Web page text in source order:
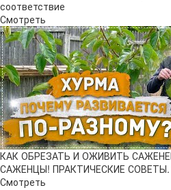
помогает быстро вернуть дереву
Против большинства вредителей
летнем содержании на открытом
плодовое могут атаковать
Профилактическая обработка
предотвратить проблему.
Как и большинство тропических
чувствительна к переизбытку и
может вызвать грибковое
обработка фунгицидами и
дренажа помогает исправить
соответствие
Смотреть
КАК ОБРЕЗАТЬ И ОЖИВИТЬ
САЖЕНЦЫ! ПРАКТИЧЕСКИЕ СОВЕТЫ.
Смотреть